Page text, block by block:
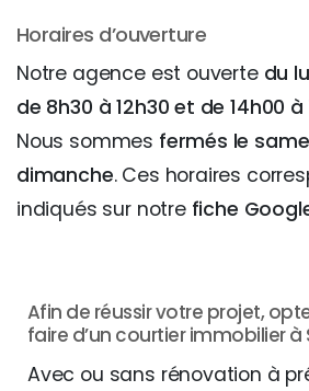
Horaires d’ouverture
Notre agence est ouverte du
de 8h30 à 12h30 et de 14h00 à
Nous sommes fermés le
dimanche. Ces horaires
indiqués sur notre fiche
Afin de réussir votre projet,
faire d’un courtier immobilier à
Avec ou sans rénovation à